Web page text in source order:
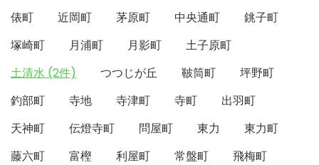
俵町
近岡町 茅原町 中央通町
銚子町
塚崎町
月浦町 月影町
土子原町
土清水 (2件)
つつじが丘 鞁筒町
坪野町
釣部町
寺地 寺津町 寺町
出羽町
天神町
伝燈寺町 問屋町 東力
東力町
藤六町
富樫 利屋町 常盤町
飛梅町